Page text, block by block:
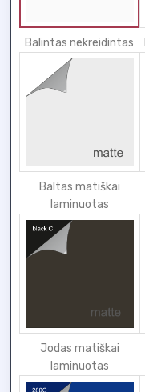
Balintas nekreidintas
Baltas matiškai
laminuotas
Jodas matiškai
laminuotas